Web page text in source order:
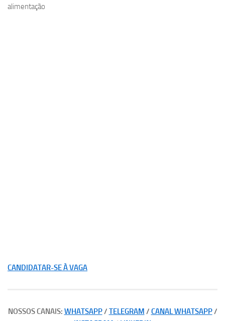
alimentação
CANDIDATAR-SE À VAGA
NOSSOS CANAIS: WHATSAPP/ TELEGRAM / CANAL WHATSAPP/